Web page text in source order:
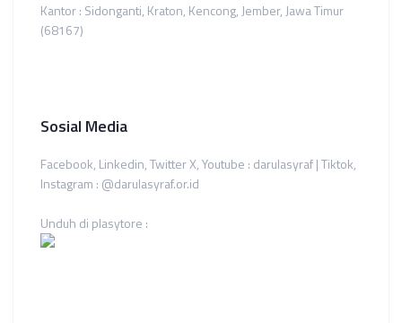
Kantor : Sidonganti, Kraton, Kencong, Jember, Jawa Timur
(68167)
Sosial Media
Facebook, Linkedin, Twitter X, Youtube : darulasyraf | Tiktok,
Instagram : @darulasyraf.or.id
Unduh di plasytore :